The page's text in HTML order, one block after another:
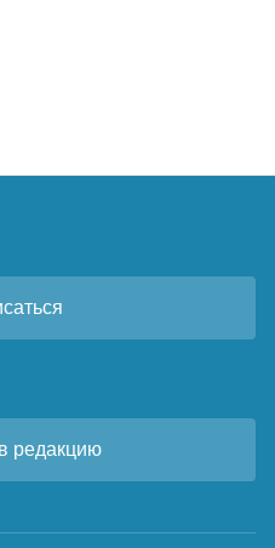
редакцию